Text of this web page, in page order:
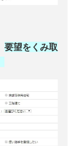
要望をくみ取